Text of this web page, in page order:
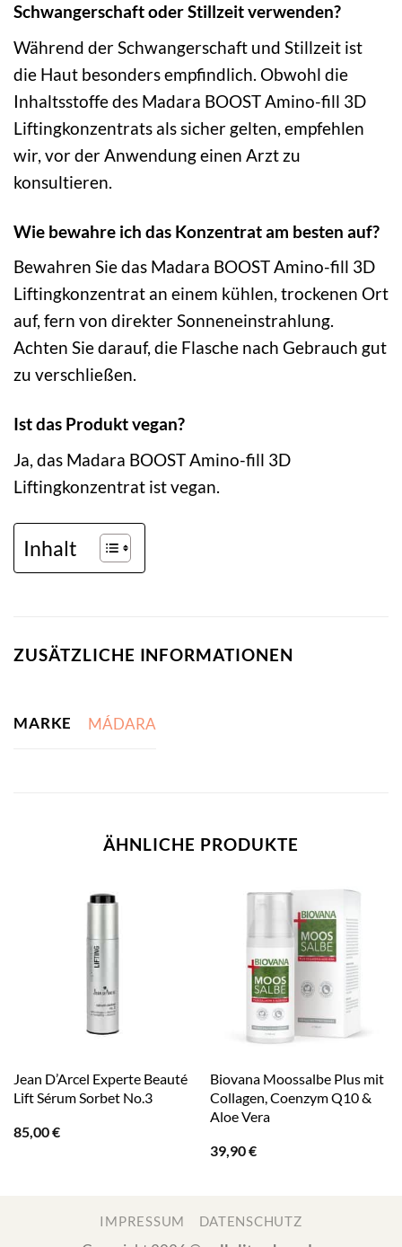
Schwangerschaft oder Stillzeit verwenden?
Während der Schwangerschaft und Stillzeit ist
die Haut besonders empfindlich. Obwohl die
Inhaltsstoffe des Madara BOOST Amino-fill 3D
Liftingkonzentrats als sicher gelten, empfehlen
wir, vor der Anwendung einen Arzt zu
konsultieren.
Wie bewahre ich das Konzentrat am besten auf?
Bewahren Sie das Madara BOOST Amino-fill 3D
Liftingkonzentrat an einem kühlen, trockenen Ort
auf, fern von direkter Sonneneinstrahlung.
Achten Sie darauf, die Flasche nach Gebrauch gut
zu verschließen.
Ist das Produkt vegan?
Ja, das Madara BOOST Amino-fill 3D
Liftingkonzentrat ist vegan.
Inhalt
ZUSÄTZLICHE INFORMATIONEN
MARKE MÁDARA
ÄHNLICHE PRODUKTE
Jean D’Arcel Experte Beauté
Lift Sérum Sorbet No.3
85,00€
Biovana Moossalbe Plus mit
Collagen, Coenzym Q10 &
Aloe Vera
39,90€
IMPRESSUM DATENSCHUTZ